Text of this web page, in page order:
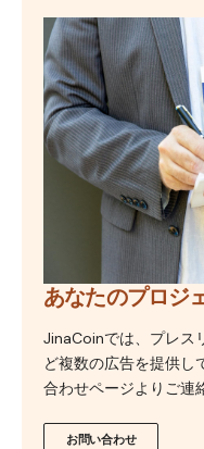
あなたのプロジ
JinaCoinでは、プレス
ど複数の広告を提供し
合わせページよりご連
お問い合わせ